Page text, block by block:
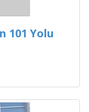
101 Yolu